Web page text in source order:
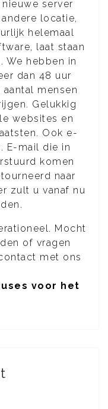
server
locatie,
helemaal
laat staan
We hebben in
dan 48 uur
mensen
Gelukkig
websites en
Ook e-
E-mail die in
komen
naar
zult u vanaf nu
Mocht
of vragen
met ons
voor het